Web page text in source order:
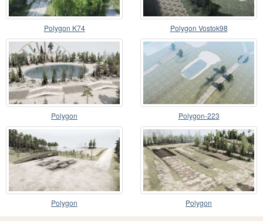
Polygon K74 Polygon Vostok98
Polygon Polygon-223
Polygon Polygon